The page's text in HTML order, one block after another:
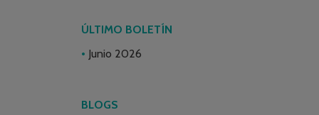
ÚLTIMO BOLETÍN
Junio 2026
BLOGS